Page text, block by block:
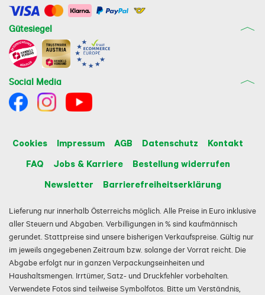
Gütesiegel
Social Media
Cookies Impressum AGB Datenschutz
Kontakt
FAQ
Jobs & Karriere
Bestellung widerrufen
Newsletter
Barrierefreiheitserklärung
Lieferung nur innerhalb Österreichs möglich. Alle Preise in Euro inklusive
aller Steuern und Abgaben. Verbilligungen in % sind kaufmännisch
gerundet. Stattpreise sind unsere bisherigen Verkaufspreise. Gültig nur
im jeweils angegebenen Zeitraum bzw. solange der Vorrat reicht. Die
Abgabe erfolgt nur in ganzen Verpackungseinheiten und
Haushaltsmengen. Irrtümer, Satz- und Druckfehler vorbehalten.
Verwendete Fotos sind teilweise Symbolfotos. Bitte um Verständnis,